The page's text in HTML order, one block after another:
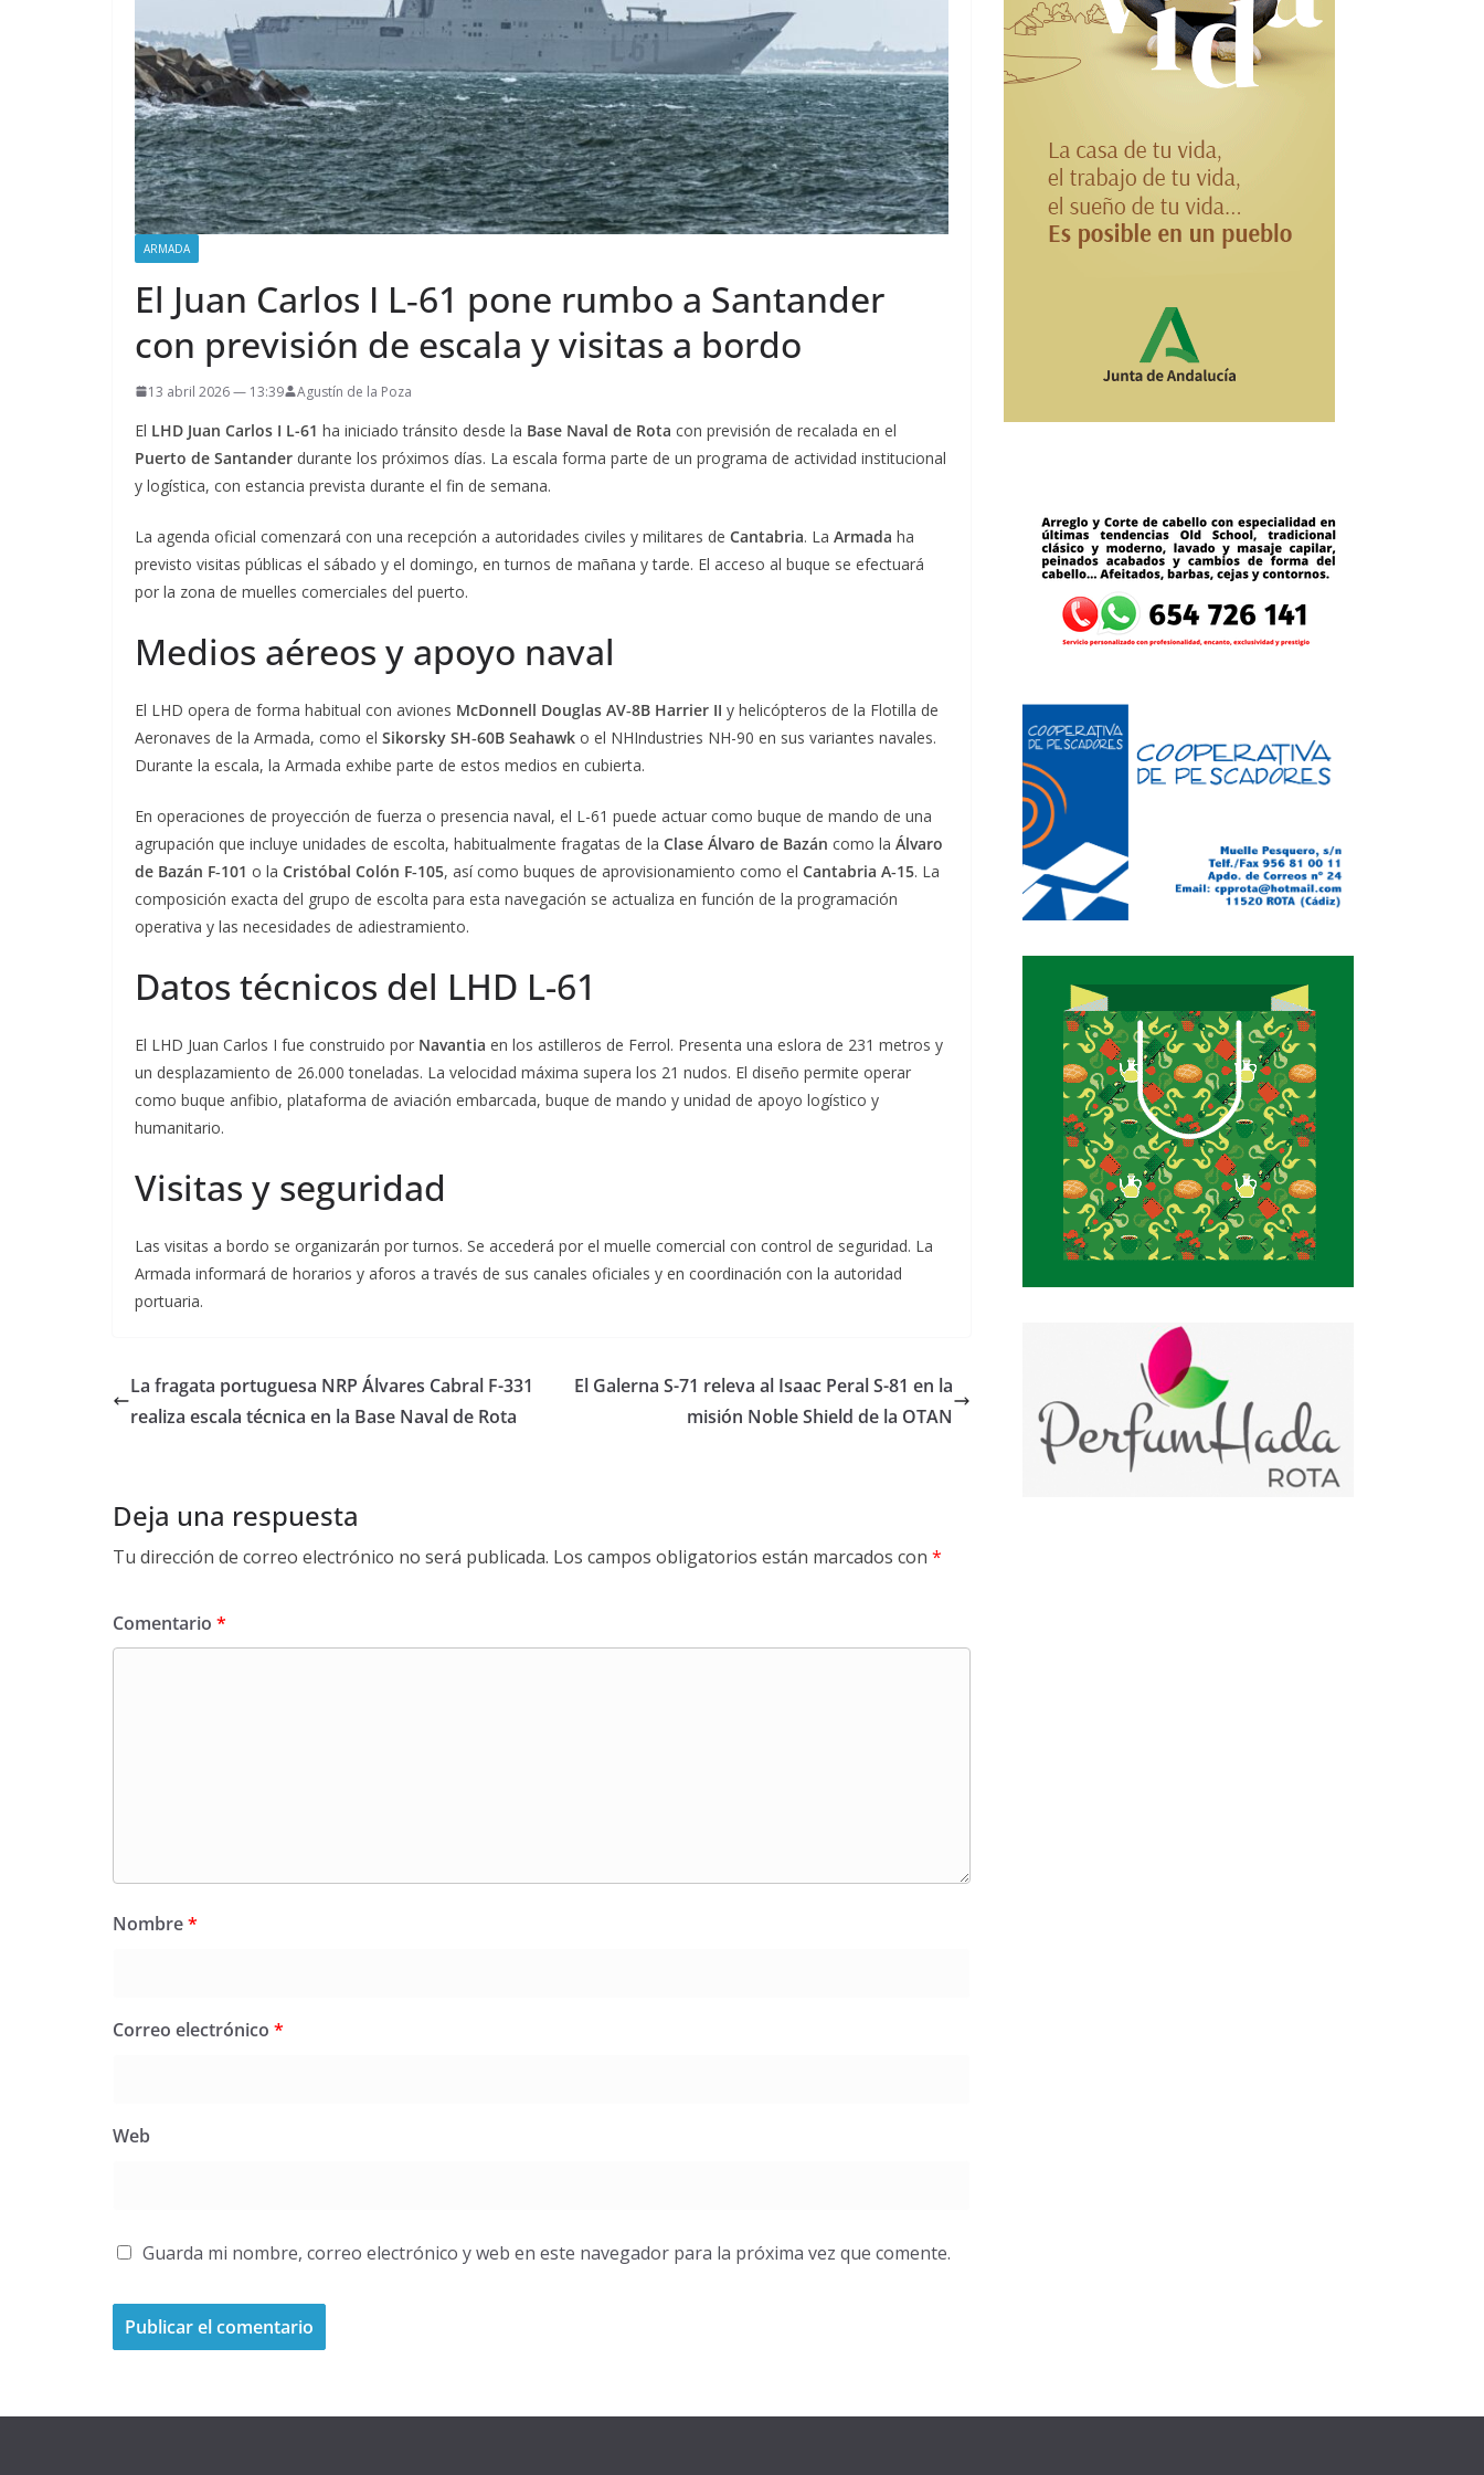
ARMADA
El Juan Carlos I L‑61 pone rumbo a Santander
con previsión de escala y visitas a bordo
13 abril 2026 — 13:39 Agustín de la Poza
El LHD Juan Carlos I L-61 ha iniciado tránsito desde la Base Naval de Rota con previsión de recalada en el
Puerto de Santander durante los próximos días. La escala forma parte de un programa de actividad institucional
y logística, con estancia prevista durante el fin de semana.
La agenda oficial comenzará con una recepción a autoridades civiles y militares de Cantabria. La Armada ha
previsto visitas públicas el sábado y el domingo, en turnos de mañana y tarde. El acceso al buque se efectuará
por la zona de muelles comerciales del puerto.
Medios aéreos y apoyo naval
El LHD opera de forma habitual con aviones McDonnell Douglas AV‑8B Harrier II y helicópteros de la Flotilla de
Aeronaves de la Armada, como el Sikorsky SH‑60B Seahawk o el NHIndustries NH-90 en sus variantes navales.
Durante la escala, la Armada exhibe parte de estos medios en cubierta.
En operaciones de proyección de fuerza o presencia naval, el L-61 puede actuar como buque de mando de una
agrupación que incluye unidades de escolta, habitualmente fragatas de la Clase Álvaro de Bazán como la Álvaro
de Bazán F‑101 o la Cristóbal Colón F‑105, así como buques de aprovisionamiento como el Cantabria A‑15. La
composición exacta del grupo de escolta para esta navegación se actualiza en función de la programación
operativa y las necesidades de adiestramiento.
Datos técnicos del LHD L-61
El LHD Juan Carlos I fue construido por Navantia en los astilleros de Ferrol. Presenta una eslora de 231 metros y
un desplazamiento de 26.000 toneladas. La velocidad máxima supera los 21 nudos. El diseño permite operar
como buque anfibio, plataforma de aviación embarcada, buque de mando y unidad de apoyo logístico y
humanitario.
Visitas y seguridad
Las visitas a bordo se organizarán por turnos. Se accederá por el muelle comercial con control de seguridad. La
Armada informará de horarios y aforos a través de sus canales oficiales y en coordinación con la autoridad
portuaria.
La fragata portuguesa NRP Álvares Cabral F-331
realiza escala técnica en la Base Naval de Rota
El Galerna S-71 releva al Isaac Peral S-81 en la
misión Noble Shield de la OTAN
Deja una respuesta
Tu dirección de correo electrónico no será publicada. Los campos obligatorios están marcados con *
Comentario *
Nombre*
Correo electrónico *
Web
Guarda mi nombre, correo electrónico y web en este navegador para la próxima vez que comente.